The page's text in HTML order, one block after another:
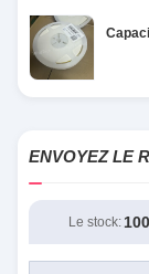
ENVOYEZ LE
Le stock: